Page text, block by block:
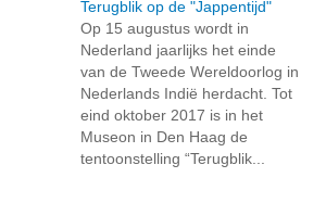
Terugblik op de "Jappentijd"
Op 15 augustus wordt in
Nederland jaarlijks het einde
van de Tweede Wereldoorlog in
Nederlands Indië herdacht. Tot
eind oktober 2017 is in het
Museon in Den Haag de
tentoonstelling “Terugblik...